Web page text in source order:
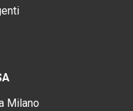
Milano